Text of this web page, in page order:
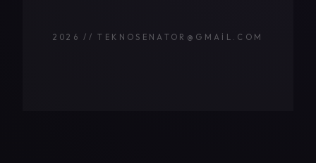
2026 // TEKNOSENATOR@GMAIL.COM